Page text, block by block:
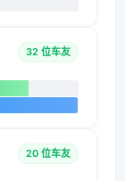
32 位车友
20 位车友